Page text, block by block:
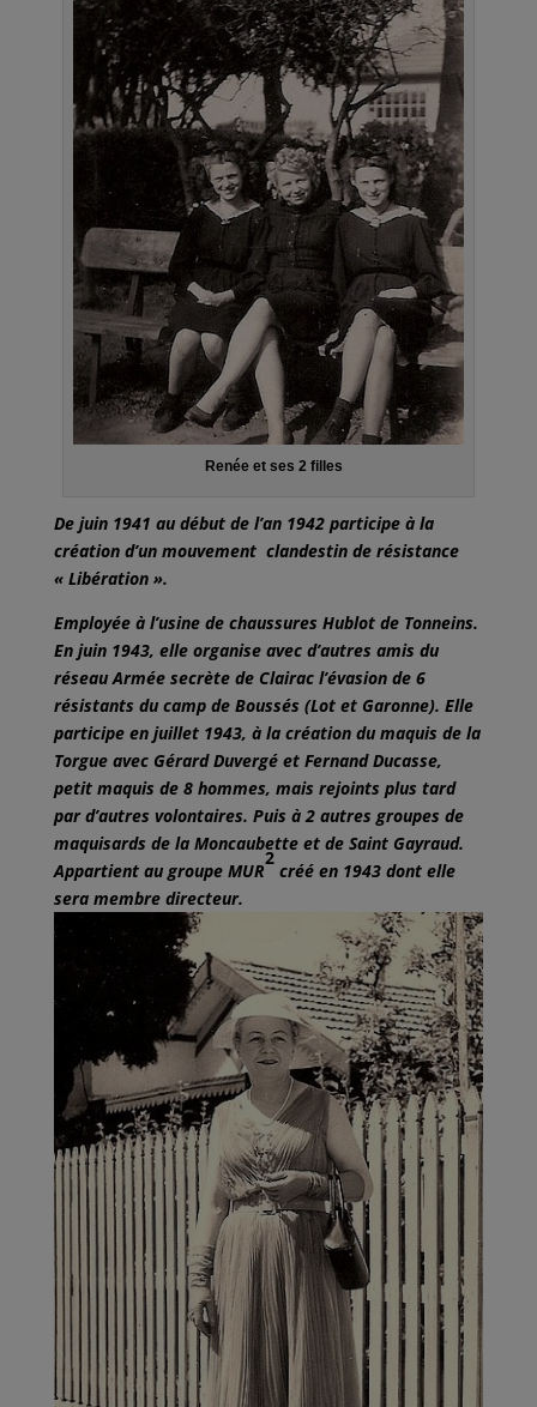
Renée et ses 2 filles
De juin 1941 au début de l’an 1942 participe à la
création d’un mouvement clandestin de résistance
« Libération ».
Employée à l’usine de chaussures Hublot de Tonneins.
En juin 1943, elle organise avec d’autres amis du
réseau Armée secrète de Clairac l’évasion de 6
résistants du camp de Boussés (Lot et Garonne). Elle
participe en juillet 1943, à la création du maquis de la
Torgue avec Gérard Duvergé et Fernand Ducasse,
petit maquis de 8 hommes, mais rejoints plus tard
par d’autres volontaires. Puis à 2 autres groupes de
maquisards de la Moncaubette et de Saint Gayraud.
Appartient au groupe MUR
2
créé en 1943 dont elle
sera membre directeur.